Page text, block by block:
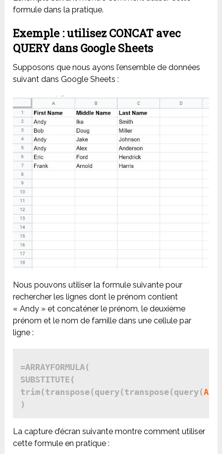
formule dans la pratique.
Exemple : utilisez CONCAT avec
QUERY dans Google Sheets
Supposons que nous ayons l’ensemble de données
suivant dans Google Sheets :
Nous pouvons utiliser la formule suivante pour
rechercher les lignes dont le prénom contient
« Andy » et concaténer le prénom, le deuxième
prénom et le nom de famille dans une cellule par
ligne :
=ARRAYFORMULA(
SUBSTITUTE(
trim(transpose(query(transpose(query(A:C
La capture d’écran suivante montre comment utiliser
cette formule en pratique :